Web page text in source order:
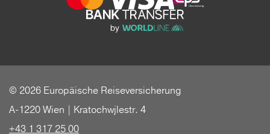
© 2026 Europäische Reiseversicherung
A-1220 Wien | Kratochwjlestr. 4
+43 1 317 25 00